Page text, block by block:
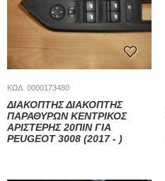
ΚΩΔ. 0000173480
ΔΙΑΚΟΠΤΗΣ ΔΙΑΚΟΠΤΗΣ
ΠΑΡΑΘΥΡΩΝ ΚΕΝΤΡΙΚΟΣ
ΑΡΙΣΤΕΡΗΣ 20ΠΙΝ ΓΙΑ
PEUGEOT 3008 (2017 - )